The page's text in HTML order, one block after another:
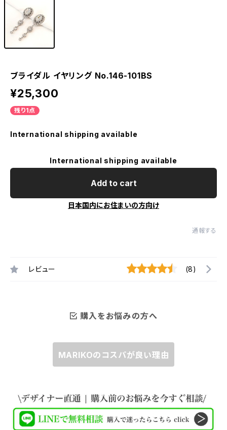
ブライダル イヤリング No.146-101BS
¥25,300
残り1点
International shipping available
International shipping available
Add to cart
日本国内にお住まいの方向け
通報する
レビュー (8)
購入をお悩みの方へ
MARIKOのコスパが良い理由